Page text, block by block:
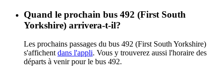
Quand le prochain bus 492 (First South
Yorkshire) arrivera-t-il?
Les prochains passages du bus 492 (First South Yorkshire)
s'affichent dans l'appli. Vous y trouverez aussi l'horaire des
départs à venir pour le bus 492.